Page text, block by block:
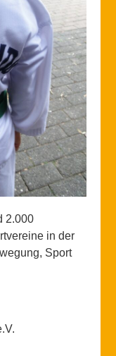
2.000
in der
Sport